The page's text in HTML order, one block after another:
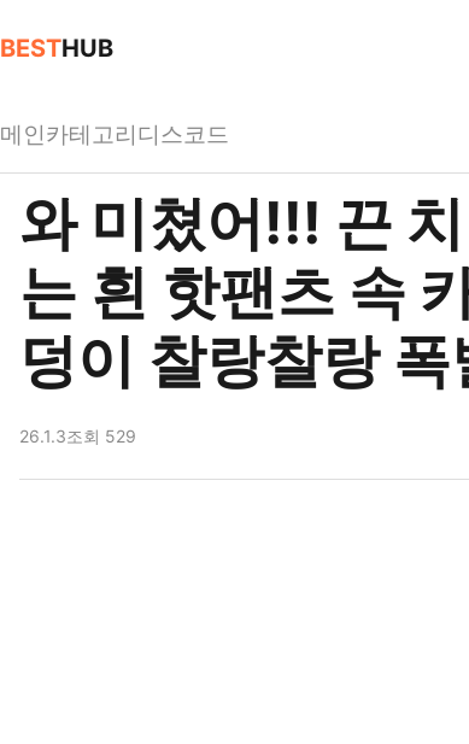
BESTHUB
메인카테고리디스코드
와 미쳤어!!! 끈
는 흰 핫팬츠 속
덩이 찰랑찰랑 폭
26.1.3조회 529